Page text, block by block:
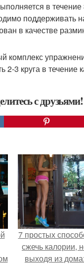
в
поддерживать
в качестве
комплекс
2-3 круга в
с друзьями!
7 простых
сжечь калории,
выходя из дома: